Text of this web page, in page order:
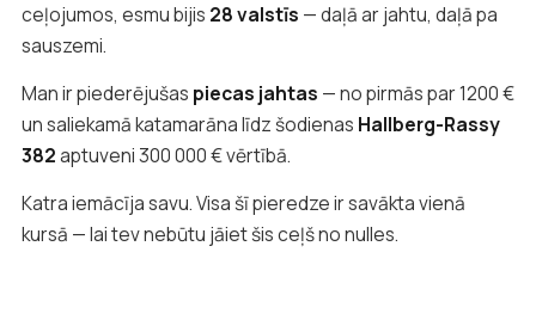
ceļojumos, esmu bijis 28 valstīs — daļā ar jahtu, daļā pa
sauszemi.
Man ir piederējušas piecas jahtas — no pirmās par 1200 €
un saliekamā katamarāna līdz šodienas Hallberg-Rassy
382aptuveni 300 000 € vērtībā.
Katra iemācīja savu. Visa šī pieredze ir savākta vienā
kursā — lai tev nebūtu jāiet šis ceļš no nulles.